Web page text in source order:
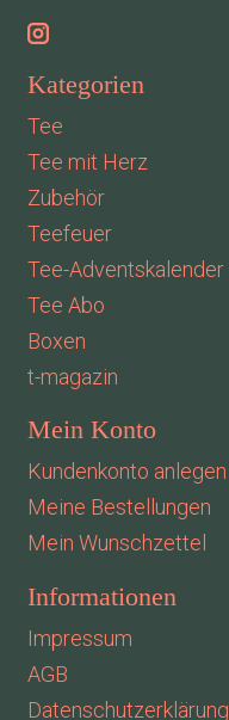
Kategorien
Tee
Tee mit Herz
Zubehör
Teefeuer
Tee-Adventskalender
Tee Abo
Boxen
t-magazin
Mein Konto
Kundenkonto anlegen
Meine Bestellungen
Mein Wunschzettel
Informationen
Impressum
AGB
Datenschutzerklärung